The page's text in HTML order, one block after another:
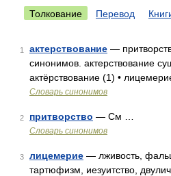
Толкование Перевод
1 актерствование —
синонимов. актерствование
актёрствование (1) •
Словарь синонимов
2 притворство — См …
Словарь синонимов
3 лицемерие — лживость,
тартюфизм, иезуитство,